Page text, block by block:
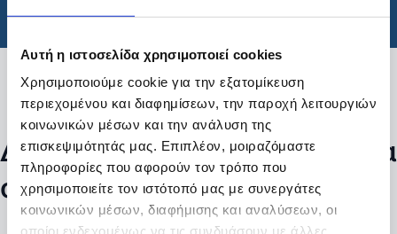
Αυτή η ιστοσελίδα χρησιμοποιεί cookies
Χρησιμοποιούμε cookie για την εξατομίκευση
περιεχομένου και διαφημίσεων, την παροχή λειτουργιών
κοινωνικών μέσων και την ανάλυση της
επισκεψιμότητάς μας. Επιπλέον, μοιραζόμαστε
πληροφορίες που αφορούν τον τρόπο που
χρησιμοποιείτε τον ιστότοπό μας με συνεργάτες
κοινωνικών μέσων, διαφήμισης και αναλύσεων, οι
οποίοι ενδεχομένως να τις συνδυάσουν με άλλες
Φάρμακα / Συνταγογραφούμενα
Φίλτρα
Δεν βρέθηκαν προϊόντα με τα
συγκεκριμένα φίλτρα